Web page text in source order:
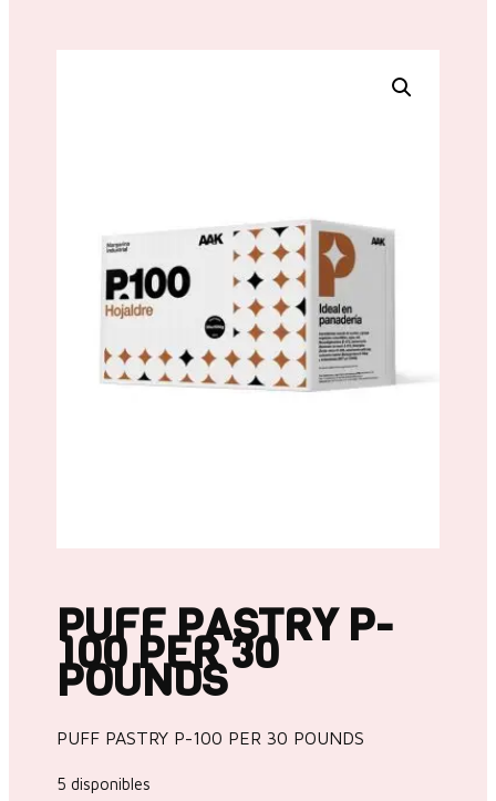
PUFF PASTRY P-
100 PER 30
POUNDS
PUFF PASTRY P-100 PER 30 POUNDS
5 disponibles